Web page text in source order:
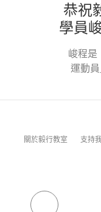
恭祝
學員
峻程是
運動
關於毅行教室 支持